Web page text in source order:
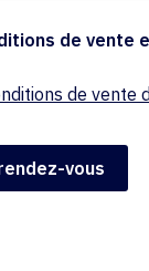
de vente
de vente